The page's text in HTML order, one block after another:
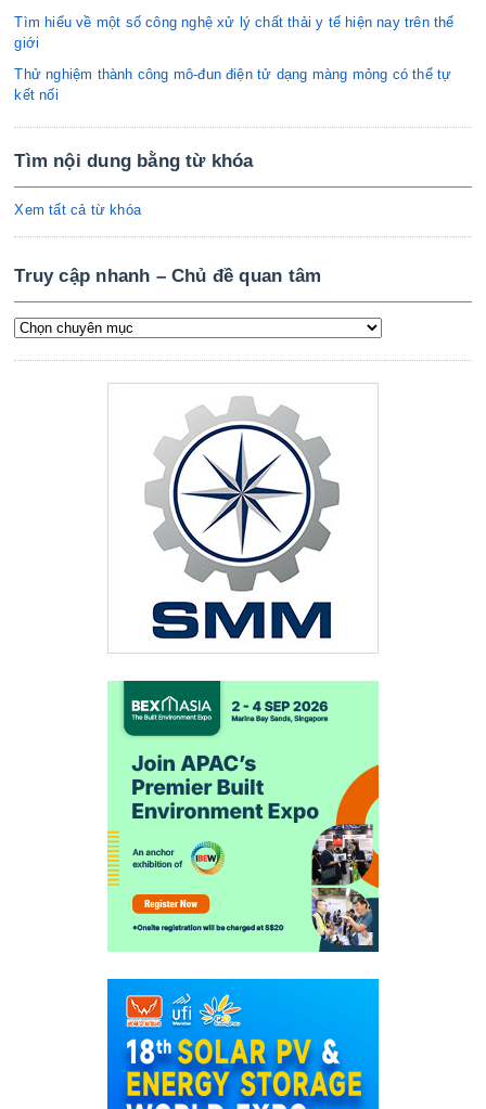
Tìm hiểu về một số công nghệ xử lý chất thải y tế hiện nay trên thế
giới
Thử nghiệm thành công mô-đun điện tử dạng màng mỏng có thể tự
kết nối
Tìm nội dung bằng từ khóa
Xem tất cả từ khóa
Truy cập nhanh – Chủ đề quan tâm